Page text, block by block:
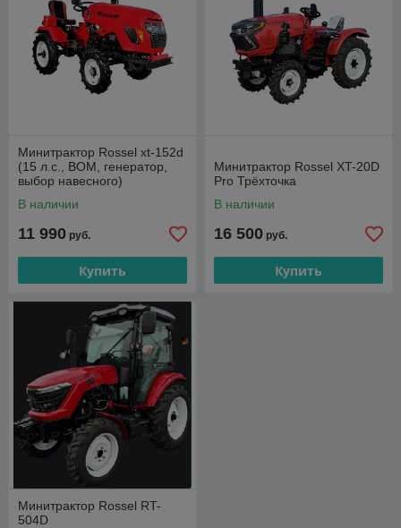
Минитрактор Rossel xt-152d
(15 л.с., ВОМ, генератор,
выбор навесного)
В наличии
11 990 руб.
Купить
Минитрактор Rossel XT-20D
Pro Трёхточка
В наличии
16 500 руб.
Купить
Минитрактор Rossel RT-
504D